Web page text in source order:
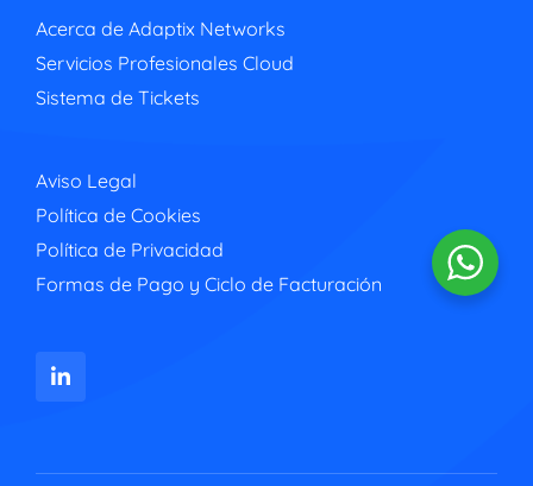
Acerca de Adaptix Networks
Servicios Profesionales Cloud
Sistema de Tickets
Aviso Legal
Política de Cookies
Política de Privacidad
Formas de Pago y Ciclo de Facturación